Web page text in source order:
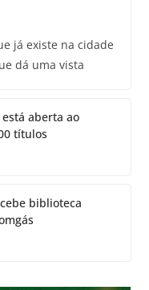
já existe na cidade
dá uma vista
aberta ao
títulos
biblioteca